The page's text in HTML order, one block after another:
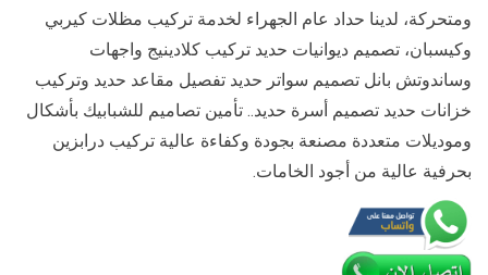
ومتحركة، لدينا حداد عام الجهراء لخدمة تركيب مظلات كيربي
وكيسبان، تصميم ديوانيات حديد تركيب كلادينيج واجهات
وساندوتش بانل تصميم سواتر حديد تفصيل مقاعد حديد وتركيب
خزانات حديد تصميم أسرة حديد.. تأمين تصاميم للشبابيك بأشكال
وموديلات متعددة مصنعة بجودة وكفاءة عالية تركيب درابزين
بحرفية عالية من أجود الخامات.